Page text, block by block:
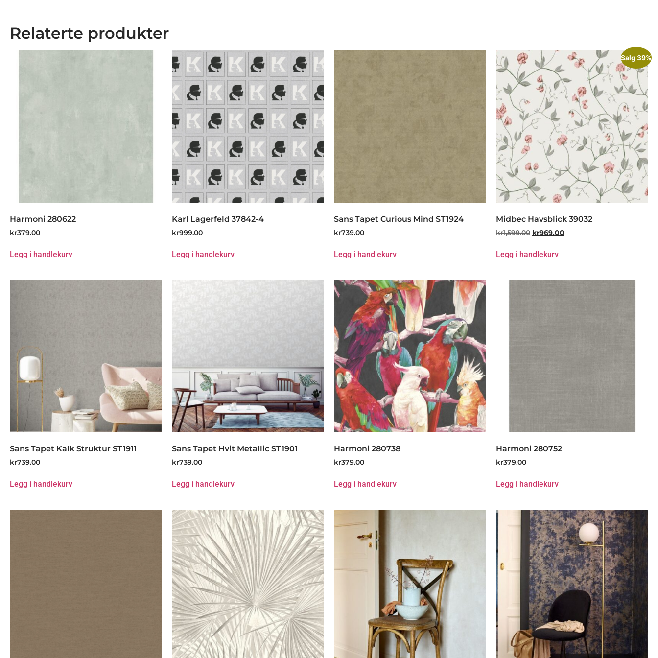
Relaterte produkter
Harmoni 280622
kr379.00
Legg i handlekurv
Karl Lagerfeld 37842-4
kr999.00
Legg i handlekurv
Sans Tapet Curious Mind ST1924
kr739.00
Legg i handlekurv
Salg 39%
Midbec Havsblick 39032
kr1,599.00 kr969.00
Legg i handlekurv
Sans Tapet Kalk Struktur ST1911
kr739.00
Legg i handlekurv
Sans Tapet Hvit Metallic ST1901
kr739.00
Legg i handlekurv
Harmoni 280738
kr379.00
Legg i handlekurv
Harmoni 280752
kr379.00
Legg i handlekurv